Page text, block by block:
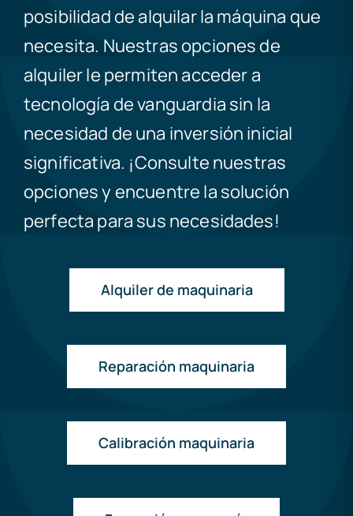
posibilidad de alquilar la máquina que
necesita. Nuestras opciones de
alquiler le permiten acceder a
tecnología de vanguardia sin la
necesidad de una inversión inicial
significativa. ¡Consulte nuestras
opciones y encuentre la solución
perfecta para sus necesidades!
Alquiler de maquinaria
Reparación maquinaria
Calibración maquinaria